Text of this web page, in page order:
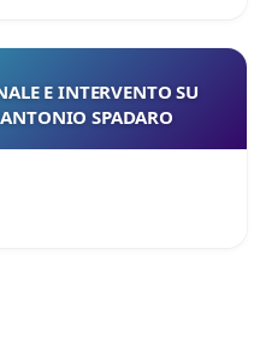
E INTERVENTO SU
SPADARO